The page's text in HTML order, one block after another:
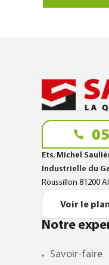
Ets. Michel
Industrielle du
Roussillon 81200
Voir le
Notre
Savoir-faire